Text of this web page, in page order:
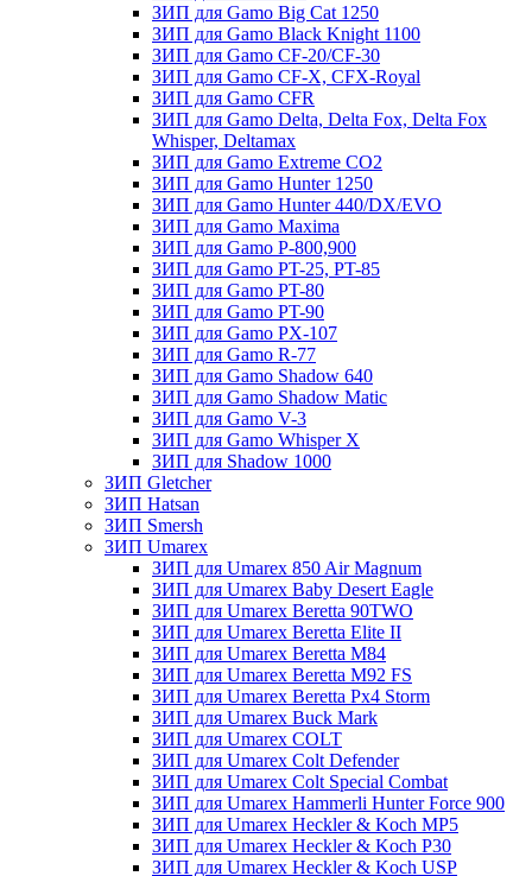
ЗИП для Gamo Big Cat 1250
ЗИП для Gamo Black Knight 1100
ЗИП для Gamo CF-20/CF-30
ЗИП для Gamo CF-X, CFX-Royal
ЗИП для Gamo CFR
ЗИП для Gamo Delta, Delta Fox, Delta Fox
Whisper, Deltamax
ЗИП для Gamo Extreme CO2
ЗИП для Gamo Hunter 1250
ЗИП для Gamo Hunter 440/DX/EVO
ЗИП для Gamo Maxima
ЗИП для Gamo P-800,900
ЗИП для Gamo PT-25, PT-85
ЗИП для Gamo PT-80
ЗИП для Gamo PT-90
ЗИП для Gamo PX-107
ЗИП для Gamo R-77
ЗИП для Gamo Shadow 640
ЗИП для Gamo Shadow Matic
ЗИП для Gamo V-3
ЗИП для Gamo Whisper X
ЗИП для Shadow 1000
ЗИП Gletcher
ЗИП Hatsan
ЗИП Smersh
ЗИП Umarex
ЗИП для Umarex 850 Air Magnum
ЗИП для Umarex Baby Desert Eagle
ЗИП для Umarex Beretta 90TWO
ЗИП для Umarex Beretta Elite II
ЗИП для Umarex Beretta M84
ЗИП для Umarex Beretta M92 FS
ЗИП для Umarex Beretta Px4 Storm
ЗИП для Umarex Buck Mark
ЗИП для Umarex COLT
ЗИП для Umarex Colt Defender
ЗИП для Umarex Colt Special Combat
ЗИП для Umarex Hammerli Hunter Force 900
ЗИП для Umarex Heckler & Koch MP5
ЗИП для Umarex Heckler & Koch P30
ЗИП для Umarex Heckler & Koch USP